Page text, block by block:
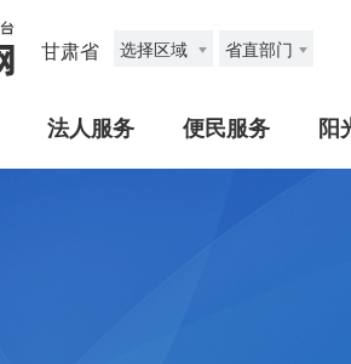
甘肃省 选择区域 省直部门
法人服务 便民服务 阳